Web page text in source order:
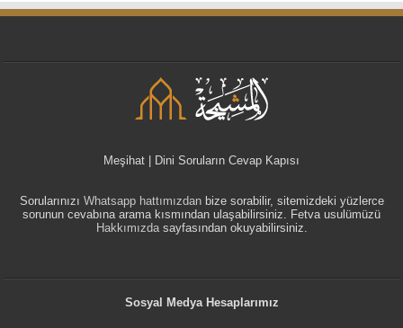
Meşihat | Dini Soruların Cevap Kapısı
Sorularınızı Whatsapp hattımızdanbize sorabilir, sitemizdeki yüzlerce
sorunun cevabına arama kısmından ulaşabilirsiniz. Fetva usulümüzü
Hakkımızdasayfasından okuyabilirsiniz.
Sosyal Medya Hesaplarımız